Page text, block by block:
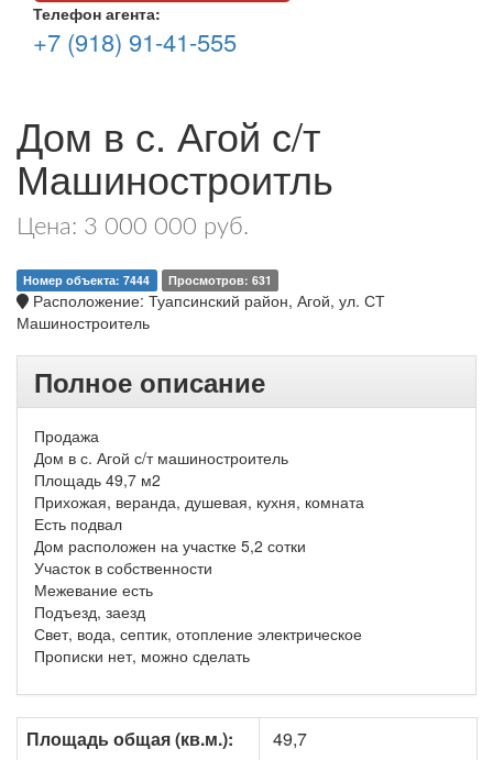
Телефон агента:
+7 (918) 91-41-555
Дом в с. Агой с/т
Машиностроитль
Цена: 3 000 000 руб.
Номер объекта: 7444 Просмотров: 631
Расположение: Туапсинский район, Агой, ул. СТ
Машиностроитель
Полное описание
Продажа
Дом в с. Агой с/т машиностроитель
Площадь 49,7 м2
Прихожая, веранда, душевая, кухня, комната
Есть подвал
Дом расположен на участке 5,2 сотки
Участок в собственности
Межевание есть
Подъезд, заезд
Свет, вода, септик, отопление электрическое
Прописки нет, можно сделать
Площадь общая (кв.м.):
49,7